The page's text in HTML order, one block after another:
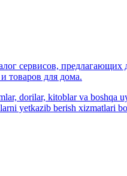
сервисов, предлагающих
товаров для дома.
dorilar, kitoblar va boshqa
yetkazib berish xizmatlari